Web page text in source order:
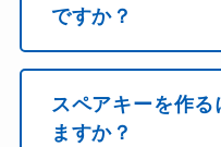
ですか？
スペアキーを作
ますか？